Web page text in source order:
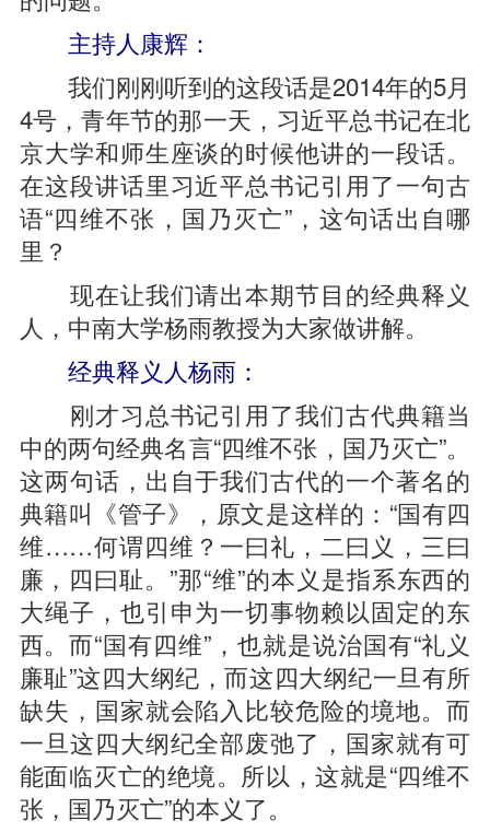
主持人康辉：
我们刚刚听到的这段话是2014年的5月
4号，青年节的那一天，习近平总书记在北
京大学和师生座谈的时候他讲的一段话。
在这段讲话里习近平总书记引用了一句古
语“四维不张，国乃灭亡”，这句话出自哪
里？
现在让我们请出本期节目的经典释义
人，中南大学杨雨教授为大家做讲解。
经典释义人杨雨：
刚才习总书记引用了我们古代典籍当
中的两句经典名言“四维不张，国乃灭亡”。
这两句话，出自于我们古代的一个著名的
典籍叫《管子》，原文是这样的：“国有四
维……何谓四维？一曰礼，二曰义，三曰
廉，四曰耻。”那“维”的本义是指系东西的
大绳子，也引申为一切事物赖以固定的东
西。而“国有四维”，也就是说治国有“礼义
廉耻”这四大纲纪，而这四大纲纪一旦有所
缺失，国家就会陷入比较危险的境地。而
一旦这四大纲纪全部废弛了，国家就有可
能面临灭亡的绝境。所以，这就是“四维不
张，国乃灭亡”的本义了。